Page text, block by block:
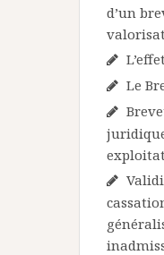
d’un
Le